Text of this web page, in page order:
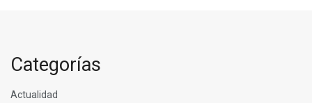
Categorías
Actualidad